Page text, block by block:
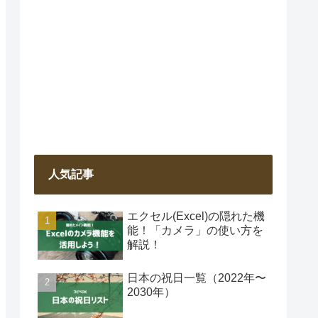
人気記事
エクセル(Excel)の隠れた機
能！「カメラ」の使い方を
解説！
日本の祝日一覧（2022年〜
2030年）